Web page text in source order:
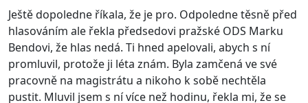
Ještě dopoledne říkala, že je pro. Odpoledne těsně před
hlasováním ale řekla předsedovi pražské ODS Marku
Bendovi, že hlas nedá. Ti hned apelovali, abych s ní
promluvil, protože ji léta znám. Byla zamčená ve své
pracovně na magistrátu a nikoho k sobě nechtěla
pustit. Mluvil jsem s ní více než hodinu, řekla mi, že se